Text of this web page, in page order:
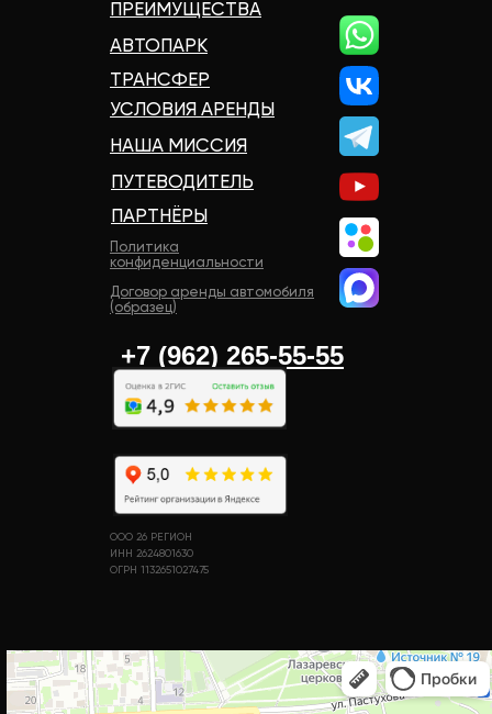
ООО 26 РЕГИОН
ИНН 2624801630
ОГРН 1132651027475
ПРЕИМУЩЕСТВА
ТРАНСФЕР
АВТОПАРК
УСЛОВИЯ АРЕНДЫ
ПУТЕВОДИТЕЛЬ
НАША МИССИЯ
Политика
конфиденциальности
Договор аренды автомобиля
(образец)
ПАРТНЁРЫ
+7 (962) 265-55-55‬